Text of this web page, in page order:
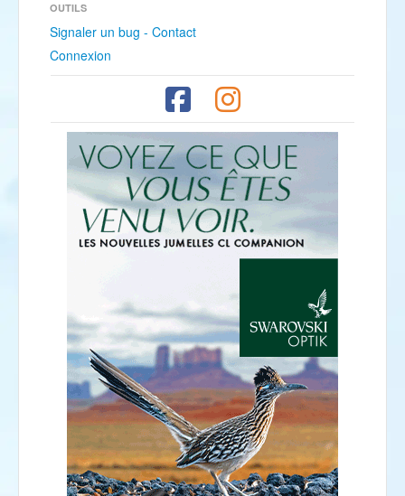
OUTILS
Signaler un bug - Contact
Connexion